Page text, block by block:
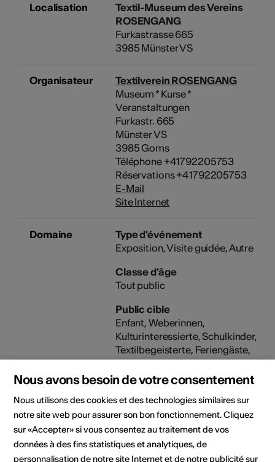
Localisation
Textil-Museum des Vereins
ROSENGANG
Furkastrasse 665
3985 Münster VS
Organisateur
Textilverein ROSENGANG
Museum * Kurse *
Veranstaltungen
Furkastr. 665
Münster VS
3985 Goms
Téléphone +41792205753
Réservations +41792205753
E-Mail
Site Internet
Domaine
Type d'événement
Exposition Visite guidée Autre
Classe d'âge
Tout public
Public cible
Enfant, Weberinnen,
Kulturinteressierte, Schulkinder,
Textilbegeisterte, Feriengäste,
Einheimische
Lieu de l'événement
Nous avons besoin de votre consentement
Nous utilisons des cookies et des technologies similaires sur
notre site web pour assurer son bon fonctionnement. Cliquez
sur «Accepter» si vous consentez au traitement de vos
données à des fins statistiques et analytiques, de
personnalisation de notre site Internet et de notre publicité sur